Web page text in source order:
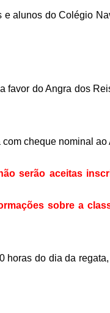
alunos do Colégio
do Angra dos
cheque nominal
serão aceitas
sobre a
do dia da